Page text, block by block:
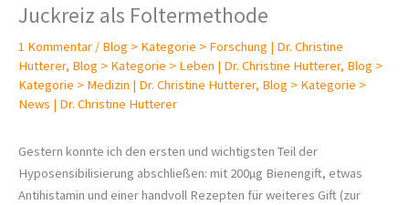
Juckreiz als Foltermethode
1 Kommentar / Blog > Kategorie > Forschung | Dr. Christine
Hutterer, Blog > Kategorie > Leben | Dr. Christine Hutterer, Blog >
Kategorie > Medizin | Dr. Christine Hutterer, Blog > Kategorie >
News | Dr. Christine Hutterer
Gestern konnte ich den ersten und wichtigsten Teil der
Hyposensibilisierung abschließen: mit 200µg Bienengift, etwas
Antihistamin und einer handvoll Rezepten für weiteres Gift (zur